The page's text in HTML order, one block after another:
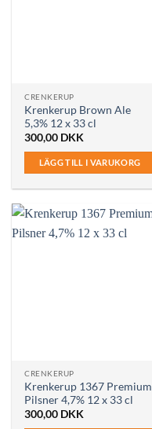
CRENKERUP
Krenkerup Brown Ale
5,3% 12 x 33 cl
300,00 DKK
LÄGG TILL I VARUKORG
CRENKERUP
Krenkerup 1367 Premium
Pilsner 4,7% 12 x 33 cl
300,00 DKK